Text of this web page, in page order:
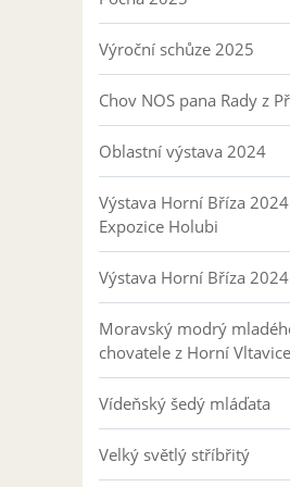
Výroční schůze 2025
Chov NOS pana Rady z
Oblastní výstava 2024
Výstava Horní Bříza 2024
Expozice Holubi
Výstava Horní Bříza 2024
Moravský modrý
chovatele z Horní Vltavice
Vídeňský šedý mláďata
Velký světlý stříbřitý